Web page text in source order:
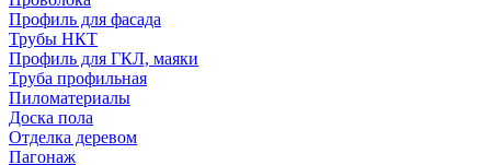
Профиль для фасада
Трубы НКТ
Профиль для ГКЛ, маяки
Труба профильная
Пиломатериалы
Доска пола
Отделка деревом
Пагонаж